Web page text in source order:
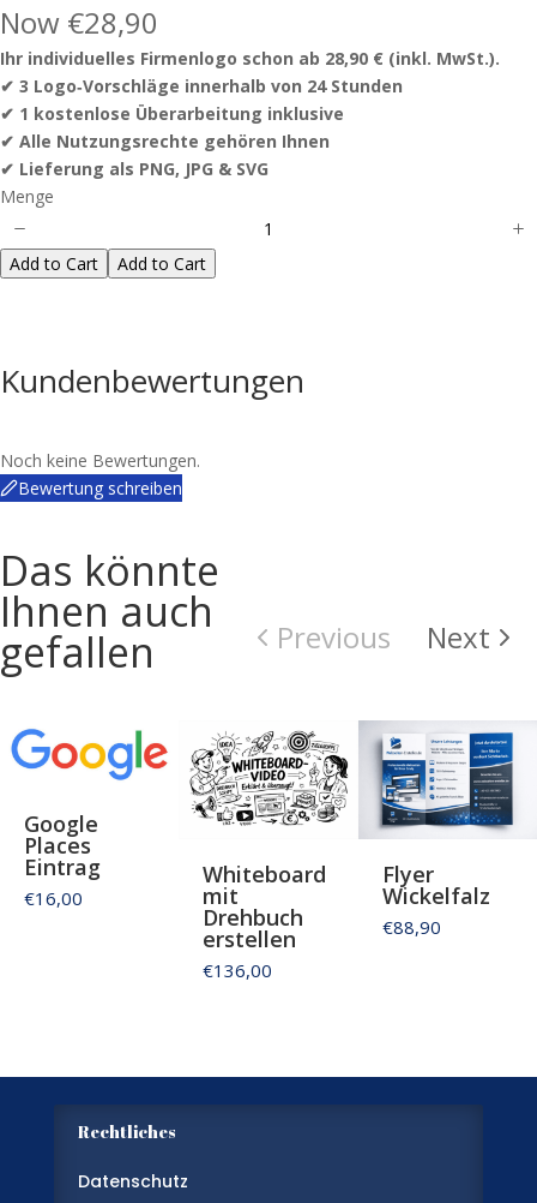
Now €28,90
Ihr individuelles Firmenlogo schon ab 28,90 € (inkl. MwSt.).
✔ 3 Logo‑Vorschläge innerhalb von 24 Stunden
✔ 1 kostenlose Überarbeitung inklusive
✔ Alle Nutzungsrechte gehören Ihnen
✔ Lieferung als PNG, JPG & SVG
Menge
Add to Cart Add to Cart
Kundenbewertungen
Noch keine Bewertungen.
Bewertung schreiben
Das könnte
Ihnen auch
gefallen Previous Next
Google
Places
Eintrag
€16,00
Whiteboard
mit
Drehbuch
erstellen
€136,00
Flyer
Wickelfalz
€88,90
Rechtliches
Datenschutz